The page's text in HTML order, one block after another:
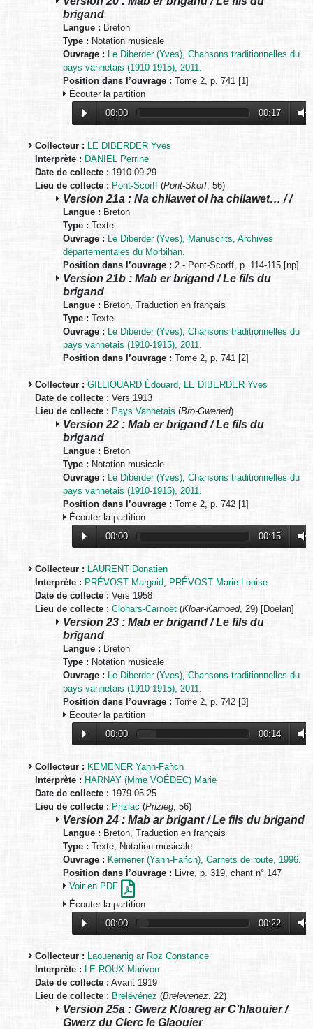
brigand
Langue : Breton
Type : Notation musicale
Ouvrage :
Le Diberder (Yves), Chansons traditionnelles du
pays vannetais (1910-1915), 2011.
Position dans l’ouvrage : Tome 2, p. 741 [1]
Écouter la partition
00:00
00:17
Collecteur :
LE DIBERDER Yves
Interprète : DANIEL Perrine
Date de collecte : 1910-09-29
Lieu de collecte : Pont-Scorff (Pont-Skorf, 56)
Version 21a : Na chilawet ol ha chilawet… / /
Langue : Breton
Type : Texte
Ouvrage :
Le Diberder (Yves), Manuscrits, Archives
départementales du Morbihan.
Position dans l’ouvrage : 2 - Pont-Scorff, p. 114-115 [np]
Version 21b : Mab er brigand / Le fils du
brigand
Langue : Breton, Traduction en français
Type : Texte
Ouvrage :
Le Diberder (Yves), Chansons traditionnelles du
pays vannetais (1910-1915), 2011.
Position dans l’ouvrage : Tome 2, p. 741 [2]
Collecteur : GILLIOUARD Édouard
LE DIBERDER Yves
Date de collecte : Vers 1913
Lieu de collecte : Pays Vannetais (Bro-Gwened)
Version 22 : Mab er brigand / Le fils du
brigand
Langue : Breton
Type : Notation musicale
Ouvrage :
Le Diberder (Yves), Chansons traditionnelles du
pays vannetais (1910-1915), 2011.
Position dans l’ouvrage : Tome 2, p. 742 [1]
Écouter la partition
00:00
00:15
Collecteur :
LAURENT Donatien
Interprète : PRÉVOST Margaid
PRÉVOST Marie-Louise
Date de collecte : Vers 1958
Lieu de collecte : Clohars-Carnoët (Kloar-Karnoed, 29) [Doëlan]
Version 23 : Mab er brigand / Le fils du
brigand
Langue : Breton
Type : Notation musicale
Ouvrage :
Le Diberder (Yves), Chansons traditionnelles du
pays vannetais (1910-1915), 2011.
Position dans l’ouvrage : Tome 2, p. 742 [3]
Écouter la partition
00:00
00:14
Collecteur : KEMENER Yann-Fañch
Interprète : HARNAY (Mme VOÉDEC) Marie
Date de collecte : 1979-05-25
Lieu de collecte : Priziac (Prizieg , 56)
Version 24 : Mab ar brigant / Le fils du brigand
Langue : Breton, Traduction en français
Type : Texte, Notation musicale
Ouvrage : Kemener (Yann-Fañch), Carnets de route, 1996.
Position dans l’ouvrage : Livre, p. 319, chant n° 147
Voir en PDF
Écouter la partition
00:00
00:22
Collecteur : Laouenanig ar Roz Constance
Interprète : LE ROUX Marivon
Date de collecte : Avant 1919
Lieu de collecte : Brélévénez (Brelevenez , 22)
Version 25a : Gwerz Kloareg ar C’hlaouier /
Gwerz du Clerc le Glaouier